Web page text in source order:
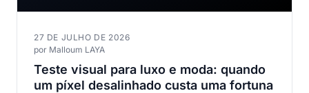
27 DE JULHO DE 2026
por Malloum LAYA
Teste visual para luxo e moda: quando
um píxel desalinhado custa uma fortuna